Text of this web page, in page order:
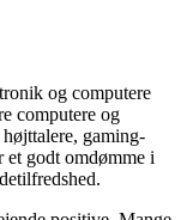
og computere
computere og
gaming-
et godt omdømme i